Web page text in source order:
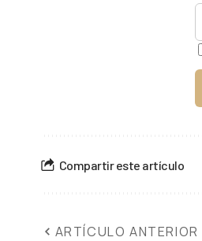
Compartir este artículo
ARTÍCULO ANTERIOR